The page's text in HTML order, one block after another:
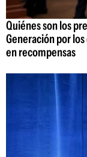
Quiénes son los
Generación por
en recompensas